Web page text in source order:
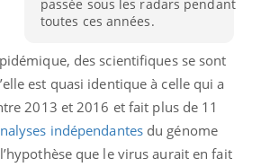
passée sous les radars pendant
toutes ces années.
des scientifiques se sont
est quasi identique à celle qui a
2013 et 2016 et fait plus de 11
indépendantesdu génome
que le virus aurait en fait